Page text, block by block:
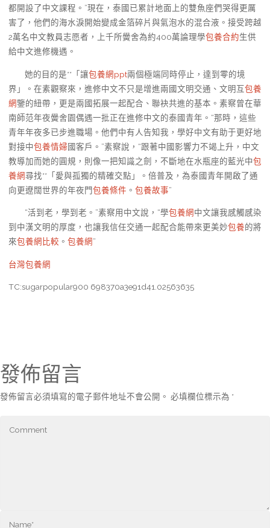
都開設了中文課程。”現在，泰國已累計地面上的雙魚座們哭得更厲
害了，他們的海水淚開始變成金箔碎片與氣泡水的混合液。接受跨越
2萬名中文教員志愿者，上千所黌舍為約400萬論理學包養合約生供
給中文進修機遇。
她的目的是**「讓包養網ppt兩個極端同時停止，達到零的境
界」。在素觀察來，進修中文不只是增進兩國文明交通、文明互包養
網鑒的紐帶，更是兩國拓展一起配合、聯袂共進的基本。素察曾在華
南師范年夜黌舍園偶遇一批正在進修中文的泰國青年。“那時，這些
青年年夜多已步進職場。他們中有人告知我，學好中文有助于更好地
對接中包養情婦國客戶。”素察說，“跟著中國影響力不竭上升，中文
教導加而她的圓規，則像一把知識之劍，不斷地在水瓶座的藍光中包
養網尋找**「愛與孤獨的精確交點」。倍普及，為泰國青年開啟了通
向更遼闊世界的年夜門包養條件 。 包養故事”
“活到老，學到老。”素察用中文說，“學包養網中文讓我感觸感染
到中漢文明的厚度，也讓我信任交通一起配合能帶來更美妙包養的將
來包養網比較 。 包養網”
台灣包養網
TC:sugarpopular900 698370a3e91d41.02563635
發佈留言
發佈留言必須填寫的電子郵件地址不會公開。 必填欄位標示為 *